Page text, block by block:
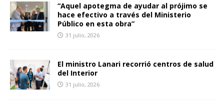
“Aquel apotegma de ayudar al prójimo se
hace efectivo a través del Ministerio
Público en esta obra”
31 julio, 2026
El ministro Lanari recorrió centros de salud
del Interior
31 julio, 2026